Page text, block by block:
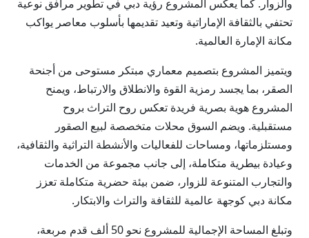
والزوار. كما يعكس المشروع رؤية دبي في تطوير مرافق نوعية
تحتفي بالثقافة الإماراتية وتعيد تقديمها بأسلوب معاصر يواكب
مكانة الإمارة العالمية.
ويتميز المشروع بتصميم معماري مبتكر مستوحى من أجنحة
الصقر، بما يجسد رمزية القوة والانطلاق والارتباط، ويمنح
المشروع هوية بصرية فريدة تعكس روح التراث بروح
مستقبلية. ويضم السوق محلات متخصصة لبيع الصقور
ومستلزماتها، ومساحات للفعاليات والأنشطة التراثية والثقافية،
وعيادة بيطرية متكاملة، إلى جانب مجموعة من الخدمات
والتجارب المتنوعة للزوار، ضمن بيئة حضرية متكاملة تعزز
مكانة دبي كوجهة عالمية للثقافة والتراث والابتكار.
وتبلغ المساحة الإجمالية للمشروع نحو 50 ألف قدم مربعة،